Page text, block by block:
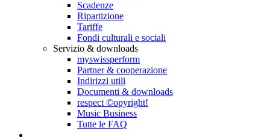
Scadenze
Ripartizione
Tariffe
Fondi culturali e sociali
Servizio & downloads
myswissperform
Partner & cooperazione
Indirizzi utili
Documenti & downloads
respect ©opyright!
Music Business
Tutte le FAQ